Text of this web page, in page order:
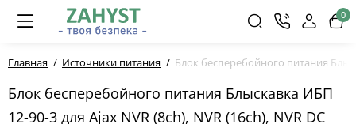
0
Главная Источники питания Блок бесперебойного питания
Блок бесперебойного питания Блыскавка ИБП
12-90-3 для Ajax NVR (8ch), NVR (16ch), NVR DC